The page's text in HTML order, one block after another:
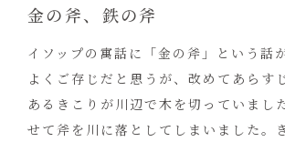
金の斧、鉄の斧
イソップの寓話に「金の斧」という話
よくご存じだと思うが、改めてあらす
あるきこりが川辺で木を切っていまし
せて斧を川に落としてしまいました。